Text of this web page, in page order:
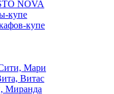
NOVA
купе
купе
Мари
Витас
Миранда